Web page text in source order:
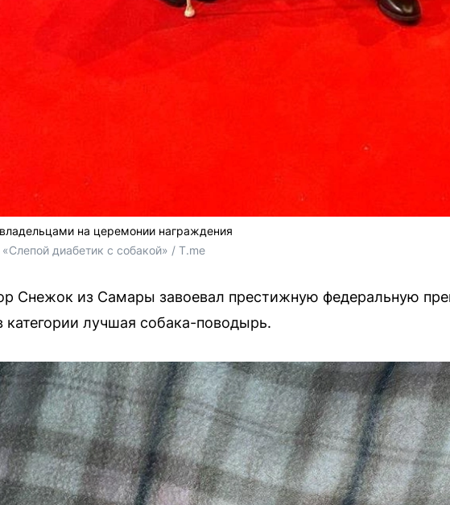
на церемонии награждения
«Слепой диабетик с собакой» / T.me
Снежок из Самары завоевал престижную федеральную
категории лучшая собака-поводырь.